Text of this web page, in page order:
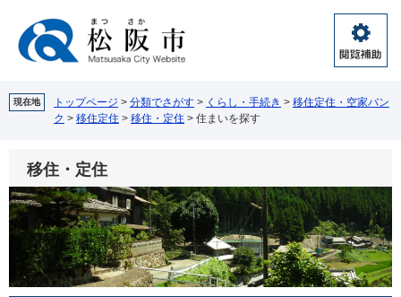
文
へ
閲
覧
助
現在地 トップページ > 分類でさがす > くらし・手続き > 移住定住・空家バン
ク > 移住定住 > 移住・定住 > 住まいを探す
移住・定住